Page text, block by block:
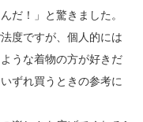
だ！」と驚きました。
度ですが、個人的には
うな着物の方が好きだ
ずれ買うときの参考に